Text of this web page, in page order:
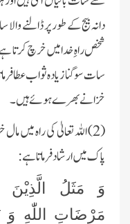
دانہ بیج کے طور پر ڈالنے
شخص راہِ خدامیں خرچ کرتا
سات سو گنا زیادہ ثواب عطا
خزانے بھرے ہوئے ہیں۔
(2) اللہ تعالیٰ کی راہ میں
پاک میں ارشاد فرماتا ہے:
وَ مَثَلُ الَّذِیْنَ
مَرْضَاتِ اللّٰهِ وَ